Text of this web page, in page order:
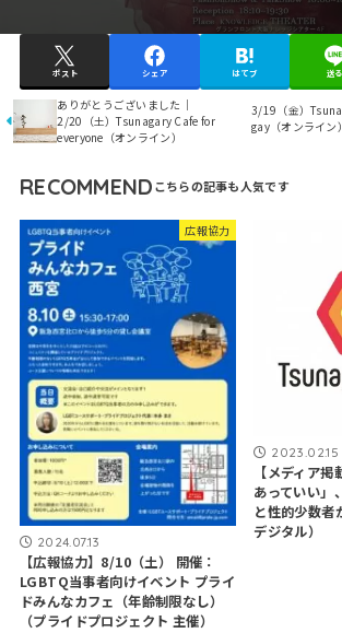
ポスト シェア はてブ 送る
ありがとうございました｜
2/20（土）Tsunagary Cafe for
everyone（オンライン）
3/19（金）
gay（オンライン）
RECOMMEND
広報協力
2024.07.13
【広報協力】8/10（土） 開催：
LGBTQ当事者向けイベント プライ
ドみんなカフェ（年齢制限なし）
（プライドプロジェクト 主催）
2023.02.15
【メディア
あっていい」
と性的少数者
デジタル）